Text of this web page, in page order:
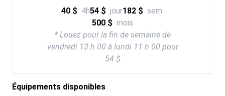
40 $ 4h54 $ jour182 $ sem.
500 $ mois
* Louez pour la fin de semaine de
vendredi 13 h 00 à lundi 11 h 00 pour
54 $
Équipements disponibles